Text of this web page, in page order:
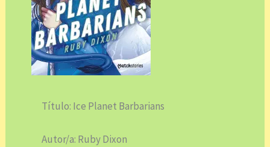
Título: Ice Planet Barbarians
Autor/a: Ruby Dixon